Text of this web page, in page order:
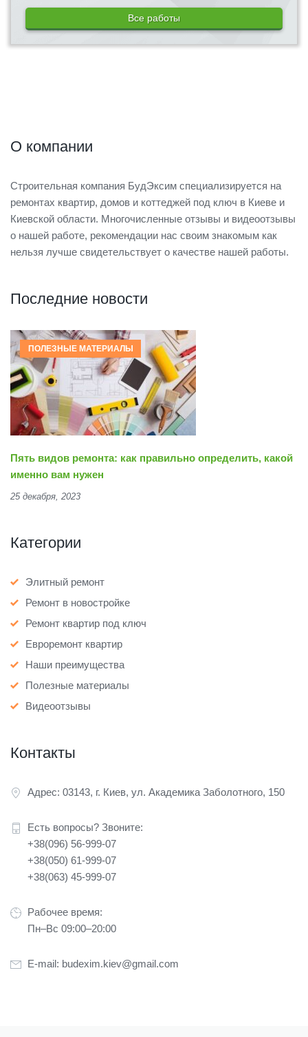
Все работы
О компании
Строительная компания БудЭксим специализируется на
ремонтах квартир, домов и коттеджей под ключ в Киеве и
Киевской области. Многочисленные отзывы и видеоотзывы
о нашей работе, рекомендации нас своим знакомым как
нельзя лучше свидетельствует о качестве нашей работы.
Последние новости
ПОЛЕЗНЫЕ МАТЕРИАЛЫ
Пять видов ремонта: как правильно определить, какой
именно вам нужен
25 декабря, 2023
Категории
Элитный ремонт
Ремонт в новостройке
Ремонт квартир под ключ
Евроремонт квартир
Наши преимущества
Полезные материалы
Видеоотзывы
Контакты
Адрес: 03143, г. Киев, ул. Академика Заболотного, 150
Есть вопросы? Звоните:
+38(096) 56-999-07
+38(050) 61-999-07
+38(063) 45-999-07
Рабочее время:
Пн–Вс 09:00–20:00
E-mail: budexim.kiev@gmail.com